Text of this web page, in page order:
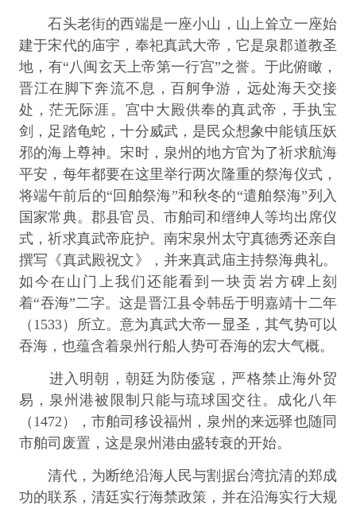
石头老街的西端是一座小山，山上耸立一座始
建于宋代的庙宇，奉祀真武大帝，它是泉郡道教圣
地，有“八闽玄天上帝第一行宫”之誉。于此俯瞰，
晋江在脚下奔流不息，百舸争游，远处海天交接
处，茫无际涯。宫中大殿供奉的真武帝，手执宝
剑，足踏龟蛇，十分威武，是民众想象中能镇压妖
邪的海上尊神。宋时，泉州的地方官为了祈求航海
平安，每年都要在这里举行两次隆重的祭海仪式，
将端午前后的“回舶祭海”和秋冬的“遣舶祭海”列入
国家常典。郡县官员、市舶司和缙绅人等均出席仪
式，祈求真武帝庇护。南宋泉州太守真德秀还亲自
撰写《真武殿祝文》，并来真武庙主持祭海典礼。
如今在山门上我们还能看到一块贡岩方碑上刻
着“吞海”二字。这是晋江县令韩岳于明嘉靖十二年
（1533）所立。意为真武大帝一显圣，其气势可以
吞海，也蕴含着泉州行船人势可吞海的宏大气概。
进入明朝，朝廷为防倭寇，严格禁止海外贸
易，泉州港被限制只能与琉球国交往。成化八年
（1472），市舶司移设福州，泉州的来远驿也随同
市舶司废置，这是泉州港由盛转衰的开始。
清代，为断绝沿海人民与割据台湾抗清的郑成
功的联系，清廷实行海禁政策，并在沿海实行大规